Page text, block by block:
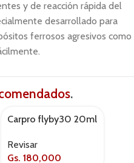
y de reacción rápida del
desarrollado para
ferrosos agresivos como
.
AGOTADO
Carpro flyby30 20ml
Revisar
Gs. 180,000